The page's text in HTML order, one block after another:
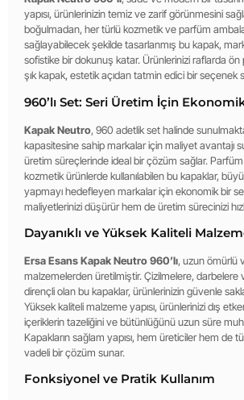
yapısı, ürünlerinizin temiz ve zarif görünmesini
boğulmadan, her türlü kozmetik ve parfüm
sağlayabilecek şekilde tasarlanmış bu kapak,
sofistike bir dokunuş katar. Ürünlerinizi raflarda ön
şık kapak, estetik açıdan tatmin edici bir seçenek
960’lı Set: Seri Üretim İçin
Kapak Neutro, 960 adetlik set halinde
kapasitesine sahip markalar için maliyet avantajı
üretim süreçlerinde ideal bir çözüm sağlar.
kozmetik ürünlerde kullanılabilen bu kapaklar,
yapmayı hedefleyen markalar için ekonomik bir
maliyetlerinizi düşürür hem de üretim sürecinizi
Dayanıklı ve Yüksek Kaliteli
Ersa Esans Kapak Neutro 960’lı, uzun ömürlü
malzemelerden üretilmiştir. Çizilmelere, darbelere
dirençli olan bu kapaklar, ürünlerinizin güvenle
Yüksek kaliteli malzeme yapısı, ürünlerinizi dış
içeriklerin tazeliğini ve bütünlüğünü uzun süre
Kapakların sağlam yapısı, hem üreticiler hem de
vadeli bir çözüm sunar.
Fonksiyonel ve Pratik Kullanım